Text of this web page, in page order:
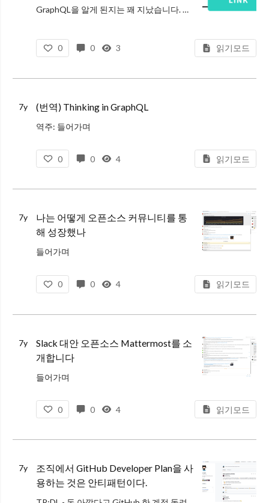
GraphQL을 알게 된지는 꽤 지났습니다. 예전엔 GraphQL을 단순히 요즘 유행하는 새로운 API 개발 방식으로만 이해하고 관심을 가지는 정도였지만, 꾸준히 커뮤니티 동향을 살펴보고, 프로덕션에 사용해보면서 이 기술에 대한
0 0 3 읽기모드
7y (번역) Thinking in GraphQL
역주: 들어가며
저는 릴레이라는 프레임워크를 사용하진 않지만 GraphQL을 만든 페이스북의 문제
0 0 4 읽기모드
7y
나는 어떻게 오픈소스 커뮤니티를 통
해 성장했나
들어가며
제가 Mattermost 커뮤니티에 발들인지 어느새 2년이 되었습니다. 지금은 오픈소스 기여 활동에 대해 그렇게 어렵게 받아들이지 않고 부딪힐 수 있게
0 0 4 읽기모드
7y
Slack 대안 오픈소스 Mattermost를 소
개합니다
들어가며
문득 생각난 것이지만, 국내 개발 커뮤니티에 Mattermost를 소개하고, 스프린트 세션을
0 0 4 읽기모드
7y
조직에서 GitHub Developer Plan을 사
용하는 것은 안티패턴이다.